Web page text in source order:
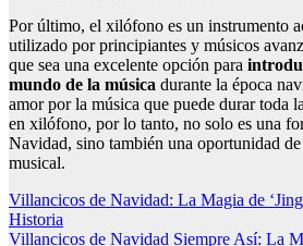
Por último, el xilófono es un instrumento
utilizado por principiantes y músicos
que sea una excelente opción para
mundo de la música durante la época
amor por la música que puede durar toda
en xilófono, por lo tanto, no solo es una
Navidad, sino también una oportunidad
musical.
Navegación
de
Villancicos de Navidad: La Magia de
Historia
Villancicos de Navidad Siempre Así: La